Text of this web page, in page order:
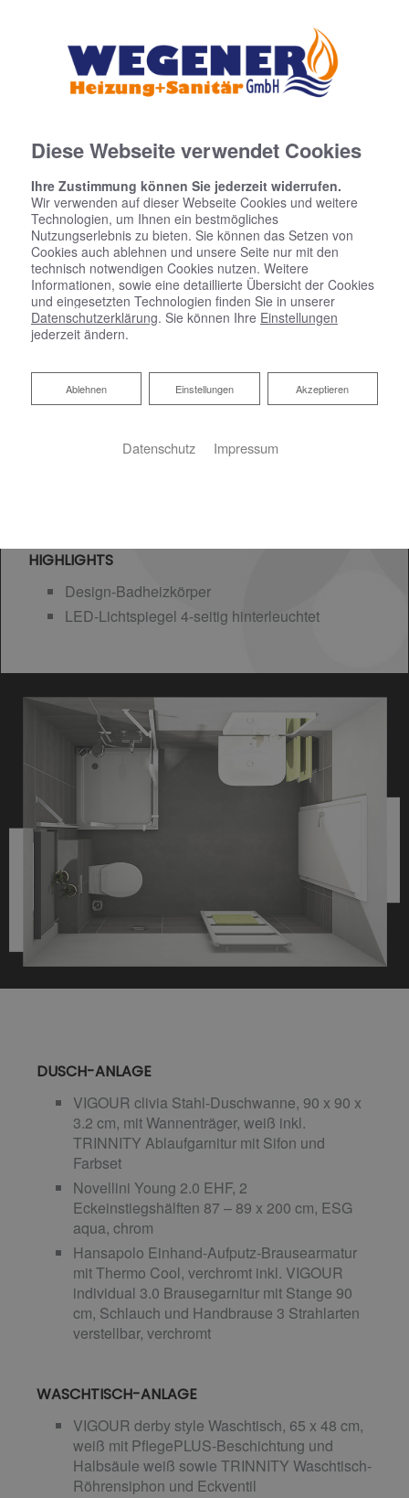
Startseite»Bad»Badinspiration & Musterbäder»Basic-Bad 4,6 ㎡
Basic-Bad 4,6 ㎡
HIGHLIGHTS
Design-Badheizkörper
LED-Lichtspiegel 4-seitig hinterleuchtet
DUSCH-ANLAGE
VIGOUR clivia Stahl-Duschwanne, 90 x 90 x
3.2 cm, mit Wannenträger, weiß inkl.
TRINNITY Ablaufgarnitur mit Sifon und
Farbset
Novellini Young 2.0 EHF, 2
Eckeinstiegshälften 87 – 89 x 200 cm, ESG
aqua, chrom
Hansapolo Einhand-Aufputz-Brausearmatur
mit Thermo Cool, verchromt inkl. VIGOUR
individual 3.0 Brausegarnitur mit Stange 90
cm, Schlauch und Handbrause 3 Strahlarten
verstellbar, verchromt
WASCHTISCH-ANLAGE
VIGOUR derby style Waschtisch, 65 x 48 cm,
weiß mit PflegePLUS-Beschichtung und
Halbsäule weiß sowie TRINNITY Waschtisch-
Röhrensiphon und Eckventil
Diese Webseite verwendet Cookies
Ihre Zustimmung können Sie jederzeit widerrufen.
Wir verwenden auf dieser Webseite Cookies und weitere
Technologien, um Ihnen ein bestmögliches
Nutzungserlebnis zu bieten. Sie können das Setzen von
Cookies auch ablehnen und unsere Seite nur mit den
technisch notwendigen Cookies nutzen. Weitere
Informationen, sowie eine detaillierte Übersicht der Cookies
und eingesetzten Technologien finden Sie in unserer
Datenschutzerklärung. Sie können Ihre Einstellungen
jederzeit ändern.
Akzeptieren
Einstellungen
Ablehnen
Ablehnen
Datenschutz Impressum